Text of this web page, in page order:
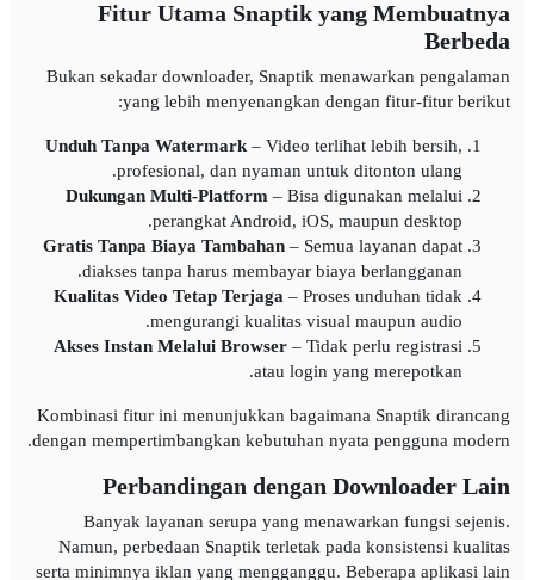
Fitur Utama Snaptik yang Membuatnya
Berbeda
Bukan sekadar downloader, Snaptik menawarkan pengalaman
yang lebih menyenangkan dengan fitur-fitur berikut:
Unduh Tanpa Watermark – Video terlihat lebih bersih,
profesional, dan nyaman untuk ditonton ulang.
Dukungan Multi-Platform – Bisa digunakan melalui
perangkat Android, iOS, maupun desktop.
Gratis Tanpa Biaya Tambahan – Semua layanan dapat
diakses tanpa harus membayar biaya berlangganan.
Kualitas Video Tetap Terjaga – Proses unduhan tidak
mengurangi kualitas visual maupun audio.
Akses Instan Melalui Browser – Tidak perlu registrasi
atau login yang merepotkan.
Kombinasi fitur ini menunjukkan bagaimana Snaptik dirancang
dengan mempertimbangkan kebutuhan nyata pengguna modern.
Perbandingan dengan Downloader Lain
Banyak layanan serupa yang menawarkan fungsi sejenis.
Namun, perbedaan Snaptik terletak pada konsistensi kualitas
serta minimnya iklan yang mengganggu. Beberapa aplikasi lain